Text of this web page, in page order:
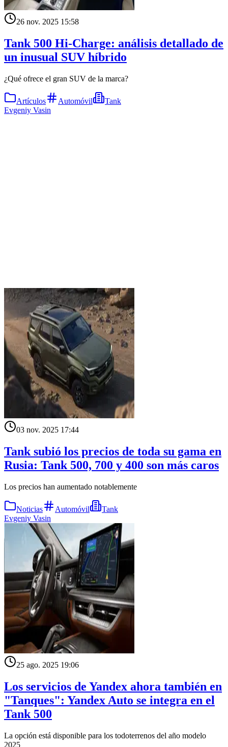
26 nov. 2025 15:58
Tank 500 Hi-Charge: análisis detallado de
un inusual SUV híbrido
¿Qué ofrece el gran SUV de la marca?
Artículos Automóvil
Tank
Evgeniy Vasin
03 nov. 2025 17:44
Tank subió los precios de toda su gama en
Rusia: Tank 500, 700 y 400 son más caros
Los precios han aumentado notablemente
Noticias Automóvil
Tank
Evgeniy Vasin
25 ago. 2025 19:06
Los servicios de Yandex ahora también en
"Tanques": Yandex Auto se integra en el
Tank 500
La opción está disponible para los todoterrenos del año modelo
2025